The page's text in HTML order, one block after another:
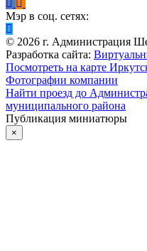
Мэр в соц. сетях:
© 2026 г. Администрация
Разработка сайта:
Посмотреть на карте
Фотографии компании
Найти проезд до
муниципального района
Публикация миниатюры
×